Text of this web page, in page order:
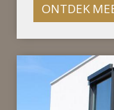
ONTDEK